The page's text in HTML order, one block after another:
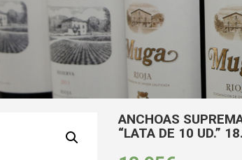
ANCHOAS
“LATA DE 10 UD.”